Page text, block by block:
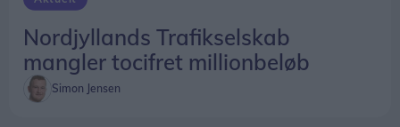
Nordjyllands Trafikselskab
mangler tocifret millionbeløb
Simon Jensen